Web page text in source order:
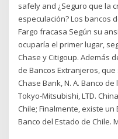
safely and ¿Seguro que la
especulación? Los bancos
Fargo fracasa Según su
ocuparía el primer lugar,
Chase y Citigoup. Además
de Bancos Extranjeros, que
Chase Bank, N. A. Banco
Tokyo-Mitsubishi, LTD.
Chile; Finalmente, existe
Banco del Estado de Chile.